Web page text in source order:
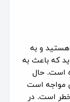
و به
که باعث به
است. حال
مواجه است
است. در